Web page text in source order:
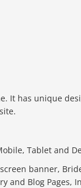
It has unique
Tablet and
banner,
and Blog Pages,